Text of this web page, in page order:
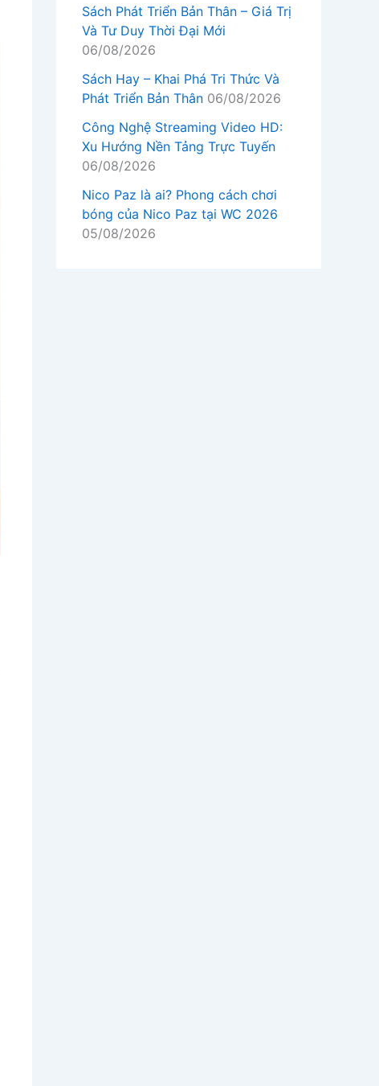
Sách Phát Triển Bản Thân – Giá Trị
Và Tư Duy Thời Đại Mới
06/08/2026
Sách Hay – Khai Phá Tri Thức Và
Phát Triển Bản Thân 06/08/2026
Công Nghệ Streaming Video HD:
Xu Hướng Nền Tảng Trực Tuyến
06/08/2026
Nico Paz là ai? Phong cách chơi
bóng của Nico Paz tại WC 2026
05/08/2026